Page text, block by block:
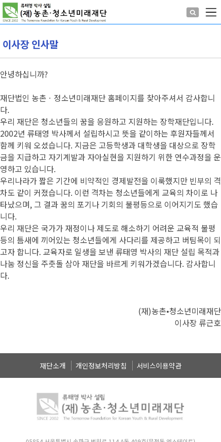
이사장 인사말
안녕하십니까?
재단법인 농촌ㆍ정소년미래재단 홈페이지를 찾아주셔서 감사합니
다.
우리 재단은 청소년들의 꿈을 응원하고 지원하는 장학재단입니다.
2002년 류태영 박사께서 설립하시고 뜻을 같이하는 후원자들께서
함께 키워 오셨습니다. 지금은 고등학생과 대학생을 대상으로 장학
금을 지급하고 자기계발과 자아실현을 지원하기 위한 연수과정을 운
영하고 있습니다.
우리나라가 짧은 기간에 비약적인 경제발전을 이룩했지만 빈부의 격
차도 같이 커졌습니다. 이런 격차는 청소년들에게 교육의 차이로 나
타났으며, 그 결과 꿈의 포기나 기회의 불평등으로 이어지기도 했습
니다.
우리 재단은 국가가 재정이나 제도로 해소하기 어려운 교육적 불평
등의 틈새에 끼어있는 청소년들에게 사다리를 제공하고 버팀목이 되
고자 합니다. 교육자로 일생을 보낸 류태영 박사의 재단 설립 목적과
나눔 정신을 주춧돌 삼아 재단을 바르게 키워가겠습니다. 감사합니
다.
(재)농촌•청소년미래재단
이사장 류근호
재단소개 개인정보처리방침 서비스이용약관